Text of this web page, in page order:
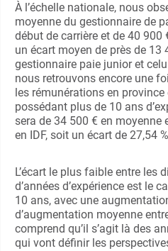
À l’échelle nationale, nous
moyenne du gestionnaire de
début de carrière et de 40
un écart moyen de près de 13
gestionnaire paie junior et
nous retrouvons encore une
les rémunérations en province
possédant plus de 10 ans
sera de 34 500 € en moyenne
en IDF, soit un écart de 27,54
L’écart le plus faible entre les
d’années d’expérience est le
10 ans, avec une
d’augmentation moyenne
comprend qu’il s’agit là des
qui vont définir les